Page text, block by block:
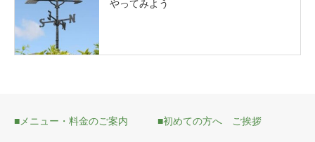
やってみよう
■メニュー・料金のご案内 ■初めての方へ ご挨拶